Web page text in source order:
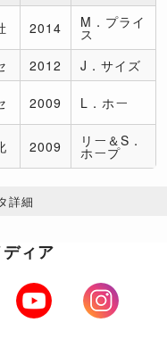
2014 M．プライ
ス
2012
J．サイズ
2009 L．ホー
2009 リー＆S．
ホープ
詳細
ィア
Youtube
Instagram